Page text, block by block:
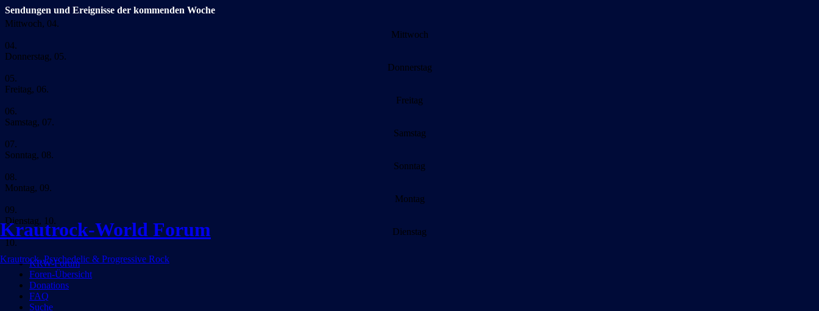
Sendungen und Ereignisse der kommenden Woche
Mittwoch, 04.
Mittwoch
04.
Donnerstag, 05.
Donnerstag
05.
Freitag, 06.
Freitag
06.
Samstag, 07.
Samstag
07.
Sonntag, 08.
Sonntag
08.
Montag, 09.
Montag
09.
Dienstag, 10.
Dienstag
10.
KRW-Forum
Foren-Übersicht
Donations
FAQ
Suche
Krautrock-World Forum
Krautrock, Psychedelic & Progressive Rock